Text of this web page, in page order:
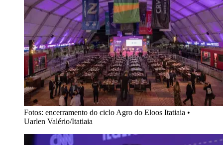
Fotos: encerramento do ciclo Agro do Eloos Itatiaia •
Uarlen Valério/Itatiaia